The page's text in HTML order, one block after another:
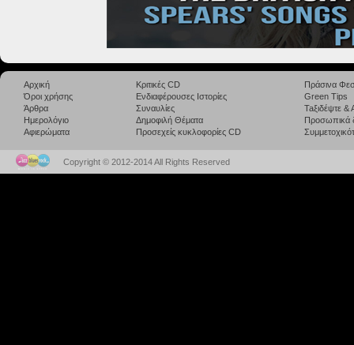
Αρχική
Όροι χρήσης
Άρθρα
Ημερολόγιο
Αφιερώματα
Κριτικές CD
Ενδιαφέρουσες Ιστορίες
Συναυλίες
Δημοφιλή Θέματα
Προσεχείς κυκλοφορίες CD
Πράσινα
Green Tips
Taξιδέψτε
Προσωπικά
Copyright © 2012-2014 All Rights Reserved